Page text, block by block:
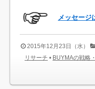
メッセージ
2015年12月23日（水）
リサーチ • BUYMAの戦略